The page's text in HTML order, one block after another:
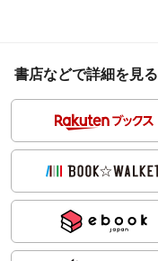
書店などで詳細を見る